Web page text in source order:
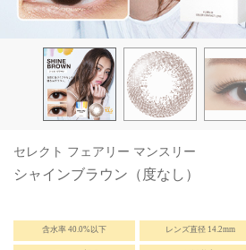
セレクト フェアリー マンスリー
シャインブラウン（度なし）
含水率 40.0%以下 レンズ直径 14.2mm